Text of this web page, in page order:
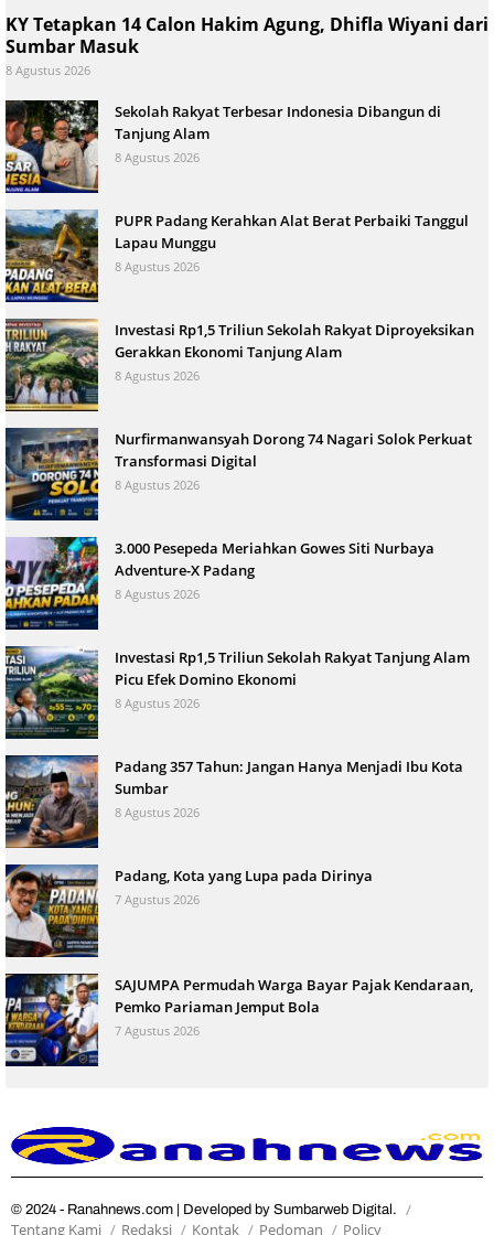
KY Tetapkan 14 Calon Hakim Agung, Dhifla Wiyani dari
Sumbar Masuk
8 Agustus 2026
Sekolah Rakyat Terbesar Indonesia Dibangun di
Tanjung Alam
8 Agustus 2026
PUPR Padang Kerahkan Alat Berat Perbaiki Tanggul
Lapau Munggu
8 Agustus 2026
Investasi Rp1,5 Triliun Sekolah Rakyat Diproyeksikan
Gerakkan Ekonomi Tanjung Alam
8 Agustus 2026
Nurfirmanwansyah Dorong 74 Nagari Solok Perkuat
Transformasi Digital
8 Agustus 2026
3.000 Pesepeda Meriahkan Gowes Siti Nurbaya
Adventure-X Padang
8 Agustus 2026
Investasi Rp1,5 Triliun Sekolah Rakyat Tanjung Alam
Picu Efek Domino Ekonomi
8 Agustus 2026
Padang 357 Tahun: Jangan Hanya Menjadi Ibu Kota
Sumbar
8 Agustus 2026
Padang, Kota yang Lupa pada Dirinya
7 Agustus 2026
SAJUMPA Permudah Warga Bayar Pajak Kendaraan,
Pemko Pariaman Jemput Bola
7 Agustus 2026
© 2024 - Ranahnews.com | Developed by Sumbarweb Digital.
Tentang Kami Redaksi Kontak Pedoman Policy